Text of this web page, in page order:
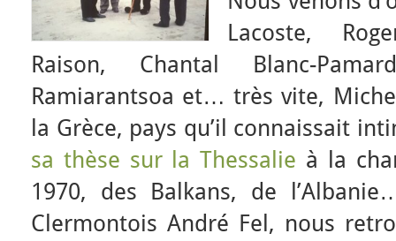
Lacoste,
Raison, Chantal Blanc-
Ramiarantsoa et… très vite,
la Grèce, pays qu’il connaissait
sa thèse sur la Thessalie à la
1970, des Balkans, de
Clermontois André Fel, nous